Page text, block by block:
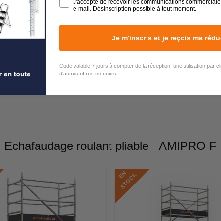
Un conseil ?
sont à votre écoute !
à votre disposition du lundi au vendredi de 9h00 à 17h00
Echafaudage roulant pliable - AMIPRO F
E
N
S
T
O
C
K
J'accepte de recevoir les communications
e-mail. Désinscription possible à tout moment.
Je m'inscris et je reçois ma
Code valable 7 jours à compter de la réception, une utilisation par
d'autres offres en cours.